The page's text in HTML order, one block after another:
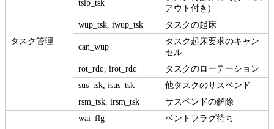
タスク管理
tslp_tsk
アウト付き)
wup_tsk, iwup_tsk
タスクの起床
can_wup
タスク起床要求のキャン
セル
rot_rdq, irot_rdq
タスクのローテーション
sus_tsk, isus_tsk
他タスクのサスペンド
rsm_tsk, irsm_tsk
サスペンドの解除
wai_flg ベントフラグ待ち